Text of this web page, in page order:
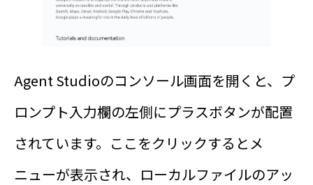
Agent Studioのコンソール画面を開くと、プ
ロンプト入力欄の左側にプラスボタンが配置
されています。ここをクリックするとメ
ニューが表示され、ローカルファイルのアッ